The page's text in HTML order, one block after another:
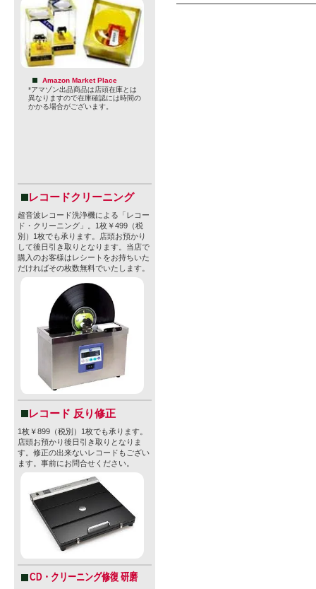
Amazon Market Place
*アマゾン出品商品は店頭在庫とは
異なりますので在庫確認には時間の
かかる場合がございます。
レコードクリーニング
超音波レコード洗浄機による「レコー
ド・クリーニング」。1枚￥499（税
別）1枚でも承ります。店頭お預かり
して後日引き取りとなります。当店で
購入のお客様はレシートをお持ちいた
だければその枚数無料でいたします。
レコード 反り修正
1枚￥899（税別）1枚でも承ります。
店頭お預かり後日引き取りとなりま
す。修正の出来ないレコードもござい
ます。事前にお問合せください。
CD・クリーニング修復 研磨